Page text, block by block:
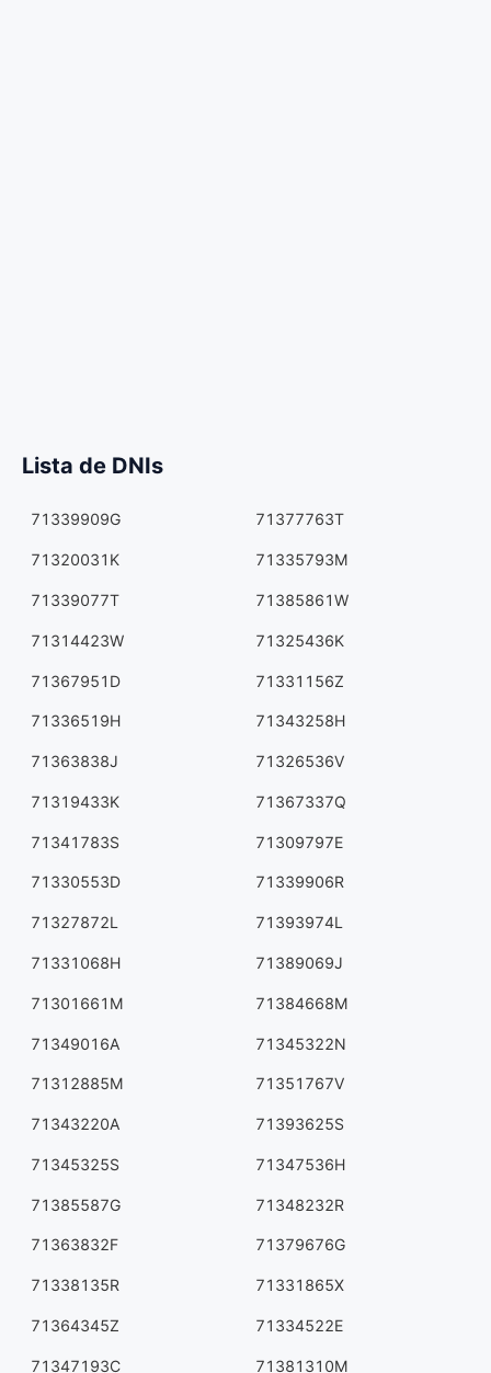
Lista de DNIs
71339909G 71377763T
71320031K 71335793M
71339077T 71385861W
71314423W 71325436K
71367951D 71331156Z
71336519H 71343258H
71363838J 71326536V
71319433K 71367337Q
71341783S 71309797E
71330553D 71339906R
71327872L 71393974L
71331068H 71389069J
71301661M 71384668M
71349016A 71345322N
71312885M 71351767V
71343220A 71393625S
71345325S 71347536H
71385587G 71348232R
71363832F 71379676G
71338135R 71331865X
71364345Z 71334522E
71347193C 71381310M